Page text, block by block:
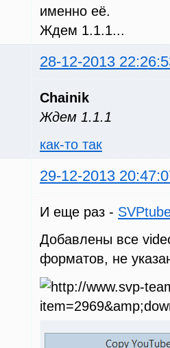
именно её.
Ждем 1.1.1...
28-12-2013
Chainik
Ждем 1.1.1
как-то так
29-12-2013
И еще раз -
Добавлены все
форматов, не